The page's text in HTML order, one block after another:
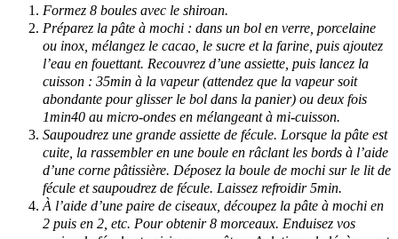
Formez 8 boules avec le shiroan.
Préparez la pâte à mochi : dans un bol en verre, porcelaine
ou inox, mélangez le cacao, le sucre et la farine, puis ajoutez
l’eau en fouettant. Recouvrez d’une assiette, puis lancez la
cuisson : 35min à la vapeur (attendez que la vapeur soit
abondante pour glisser le bol dans la panier) ou deux fois
1min40 au micro-ondes en mélangeant à mi-cuisson.
Saupoudrez une grande assiette de fécule. Lorsque la pâte est
cuite, la rassembler en une boule en râclant les bords à l’aide
d’une corne pâtissière. Déposez la boule de mochi sur le lit de
fécule et saupoudrez de fécule. Laissez refroidir 5min.
À l’aide d’une paire de ciseaux, découpez la pâte à mochi en
2 puis en 2, etc. Pour obtenir 8 morceaux. Enduisez vos